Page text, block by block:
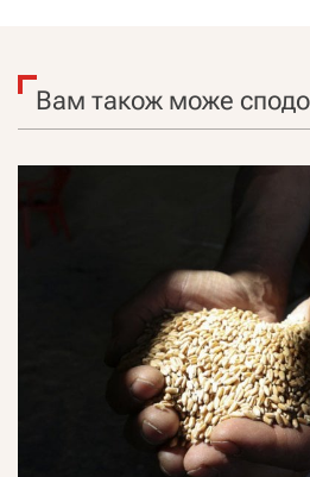
Вам також може